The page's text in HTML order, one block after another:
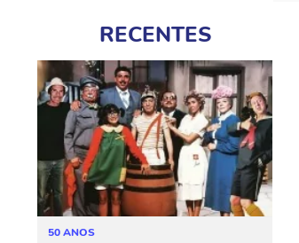
RECENTES
50 ANOS